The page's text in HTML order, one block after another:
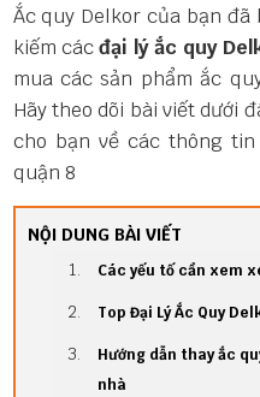
Ắc quy Delkor của bạn
kiếm cácđại lý ắc quy
mua các sản phẩm ắc
Hãy theo dõi bài viết dưới
cho bạn về các thông
quận 8
NỘI DUNG BÀI VIẾT
Các yếu tố cần xem
Top Đại Lý Ắc Quy
Hướng dẫn thay ắc
nhà